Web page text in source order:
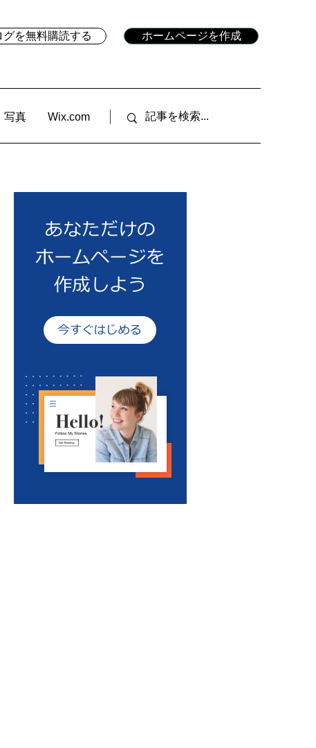
グを無料購読する ホームページを作成
写真 Wix.com